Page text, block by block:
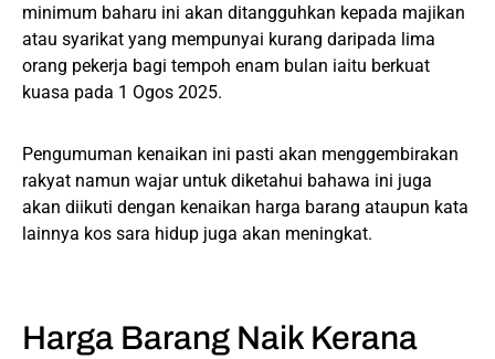
minimum baharu ini akan ditangguhkan kepada majikan
atau syarikat yang mempunyai kurang daripada lima
orang pekerja bagi tempoh enam bulan iaitu berkuat
kuasa pada 1 Ogos 2025.
Pengumuman kenaikan ini pasti akan menggembirakan
rakyat namun wajar untuk diketahui bahawa ini juga
akan diikuti dengan kenaikan harga barang ataupun kata
lainnya kos sara hidup juga akan meningkat.
Harga Barang Naik Kerana